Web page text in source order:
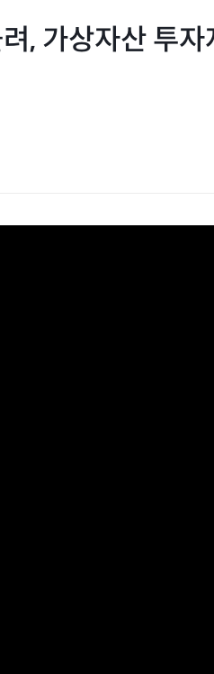
, 가상자산 투